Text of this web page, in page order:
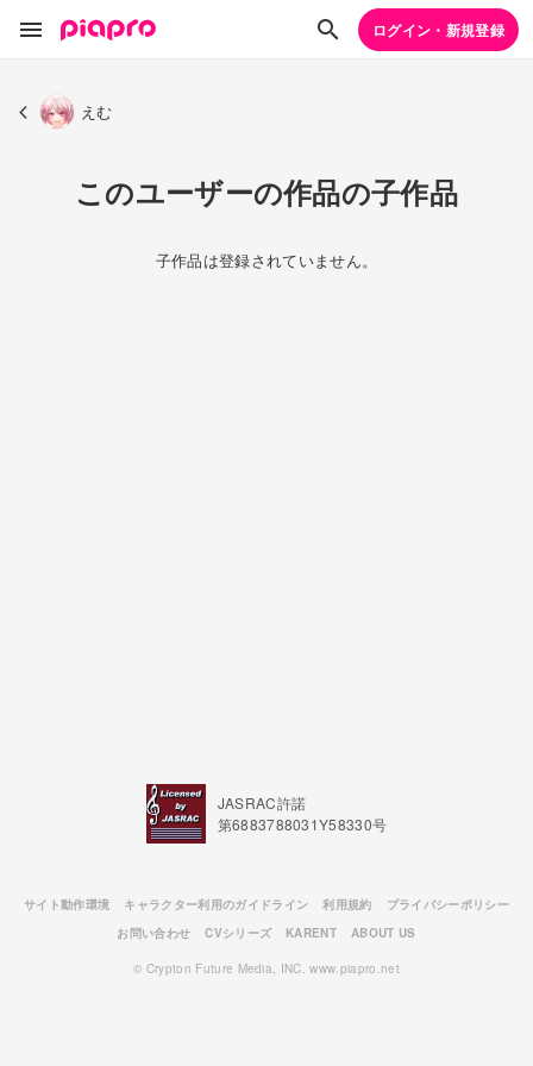
ログイン・新規登録
えむ
このユーザーの作品の子作品
子作品は登録されていません。
JASRAC許諾
第6883788031Y58330号
サイト動作環境 キャラクター利用のガイドライン 利用規約
プライバシーポリシー
お問い合わせ
CVシリーズ KARENT ABOUT US
© Crypton Future Media, INC. www.piapro.net